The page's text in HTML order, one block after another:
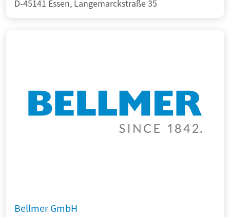
D-45141 Essen, Langemarckstraße 35
Bellmer GmbH